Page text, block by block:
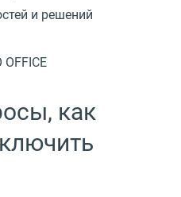
и решений
как